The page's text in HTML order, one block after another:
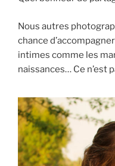
Nous autres
chance
intimes comme les
naissances… Ce n’est